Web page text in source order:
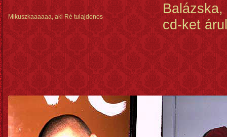
Mikuszkaaaaaa, aki Ré tulajdonos
cd-ket